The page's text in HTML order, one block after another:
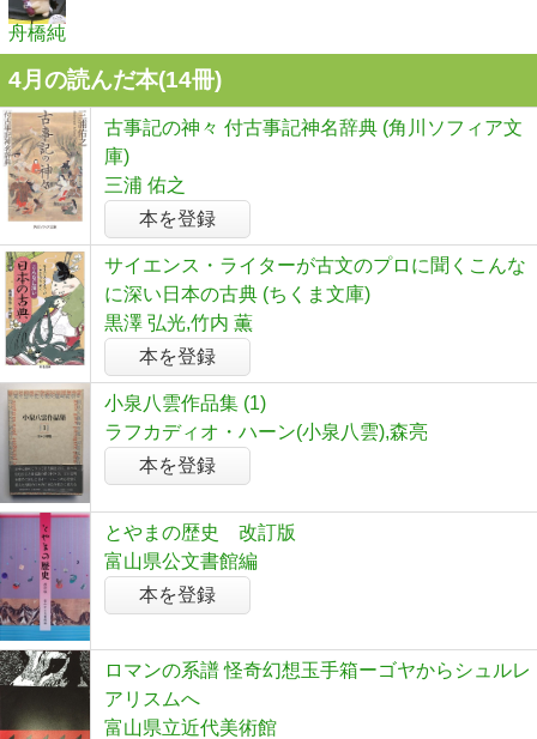
舟橋純
4月の読んだ本(14冊)
古事記の神々 付古事記神名辞典 (角川ソフィア文
庫)
三浦 佑之
本を登録
サイエンス・ライターが古文のプロに聞くこんな
に深い日本の古典 (ちくま文庫)
黒澤 弘光,竹内 薫
本を登録
小泉八雲作品集 (1)
ラフカディオ・ハーン(小泉八雲),森亮
本を登録
とやまの歴史 改訂版
富山県公文書館編
本を登録
ロマンの系譜 怪奇幻想玉手箱ーゴヤからシュルレ
アリスムへ
富山県立近代美術館